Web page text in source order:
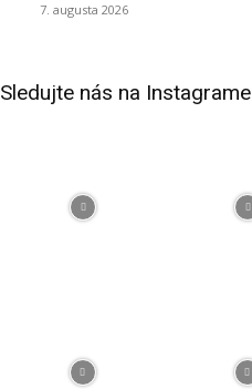
7. augusta 2026
Sledujte nás na Instagrame